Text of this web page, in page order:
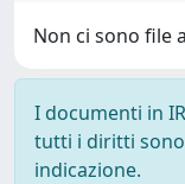
Non ci sono file
I documenti in
tutti i diritti
indicazione.